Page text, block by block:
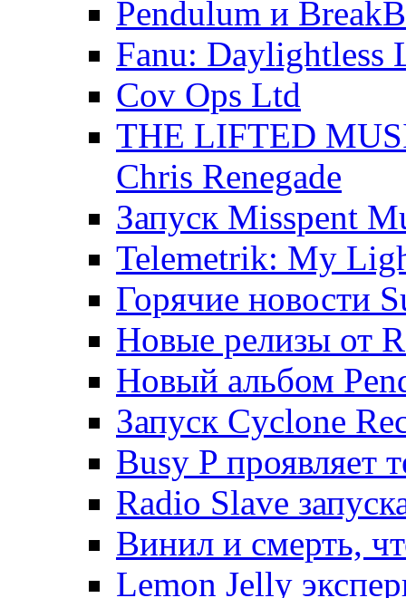
Pendulum и
Fanu: Daylightless
Cov Ops Ltd
THE LIFTED
Chris Renegade
Запуск Misspent
Telemetrik: My
Горячие новости
Новые релизы от
Новый альбом
Запуск Cyclone
Busy P проявляет
Radio Slave
Винил и смерть,
Lemon Jelly